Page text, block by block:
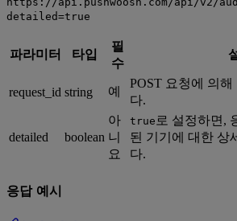
detailed=true
파라미터 타입
필
수
request_id string 예
POST 요청에 의
다.
detailed boolean
아
니
요
true 로 설정하면,
된 기기에 대한 상
다.
응답 예시